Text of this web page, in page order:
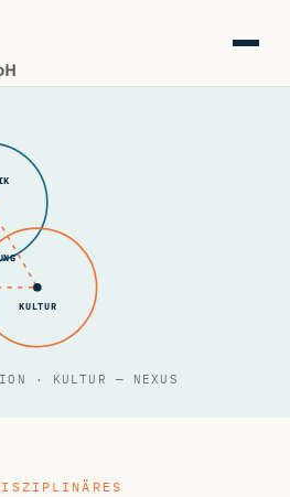
KULTUR
· KULTUR — NEXUS